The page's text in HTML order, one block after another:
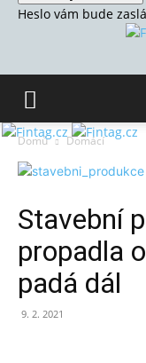
Heslo vám bude
Domů Domácí
Stavební
propadla
padá dál
9. 2. 2021